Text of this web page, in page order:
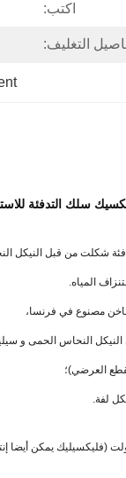
اكتب:
التغليف:
سلك التدفئة
شكلت من قبل النيكل
المياه.
مصنوع في فرنسا،
النحاس الحمى و
لفة.